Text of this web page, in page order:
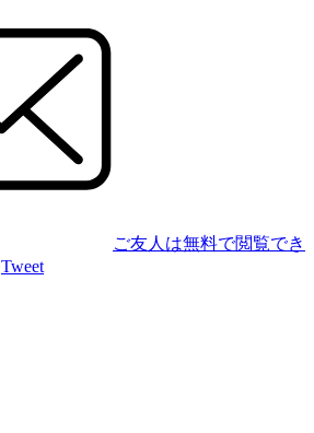
ご友人は無料で閲覧でき
Tweet